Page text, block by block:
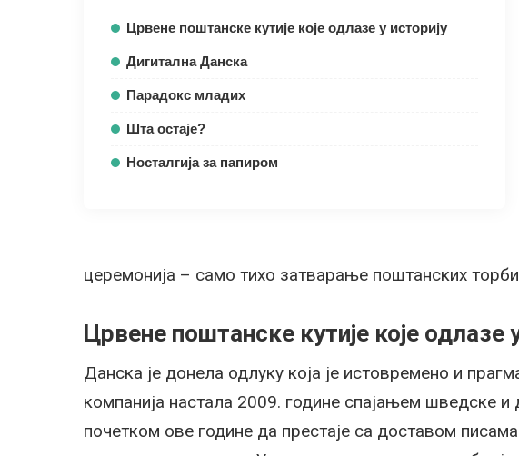
Црвене поштанске кутије које одлазе у историју
Дигитална Данска
Парадокс младих
Шта остаје?
Носталгија за папиром
церемонија – само тихо затварање поштанских торби
Црвене поштанске кутије које одлазе
Данска је донела одлуку која је истовремено и
компанија настала 2009. године спајањем шведске и
почетком ове године да престаје са доставом